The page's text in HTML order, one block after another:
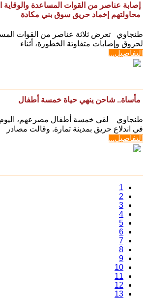
إصابة عناصر من القوات المساعدة والوقاية
محاولتهم إخماد حريق سوق بني مكادة
طنجاوي تعرض ثلاثة عناصر من القوات
لحروق وإصابات متفاوتة الخطورة، أثناء
التفاصيل...
مأساة.. شاحن ينهي حياة خمسة أطفال
في اندلاع حريق بمدينة تمارة. وقالت مصادر
التفاصيل...
1
2
3
4
5
6
7
8
9
10
11
12
13